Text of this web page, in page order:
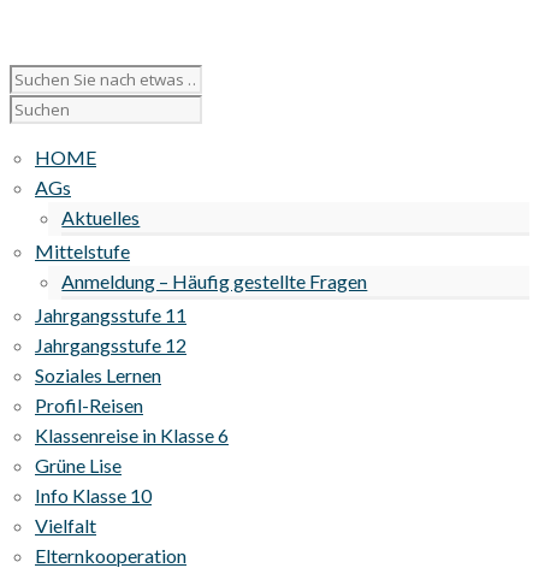
HOME
AGs
Aktuelles
Mittelstufe
Anmeldung – Häufig gestellte Fragen
Jahrgangsstufe 11
Jahrgangsstufe 12
Soziales Lernen
Profil-Reisen
Klassenreise in Klasse 6
Grüne Lise
Info Klasse 10
Vielfalt
Elternkooperation